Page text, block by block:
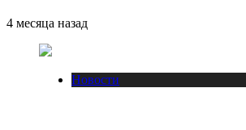
4 месяца назад
Новости